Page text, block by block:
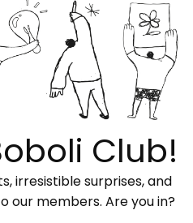
Club!
irresistible surprises, and
our members. Are you in?